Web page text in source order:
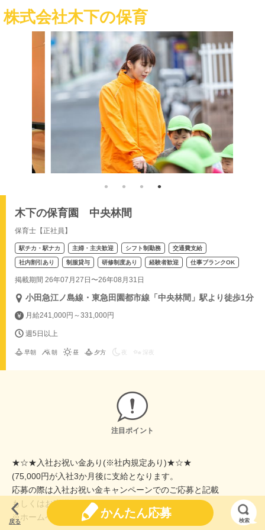
株式会社木下の保育
木下の保育園 中央林間
保育士【正社員】
駅チカ・駅ナカ 主婦・主夫歓迎 シフト制勤務 交通費支給
社内割引あり 制服貸与 研修制度あり 経験者歓迎 仕事ブランクOK
掲載期間 26年07月27日〜26年08月31日
小田急江ノ島線・東急田園都市線「中央林間」駅より徒歩1分
月給241,000円～331,000円
週5日以上
早朝 朝 昼 夕方 夜 深夜
注目ポイント
★☆★入社お祝い金あり(※社内規定あり)★☆★
(75,000円が入社3か月後に支給となります。
応募の際は入社お祝い金キャンペーンでのご応募と記載
もしくはお声掛けください。）
※ホームページからの応募、中途採用の方が対象
戻る
かんたん応募
検索